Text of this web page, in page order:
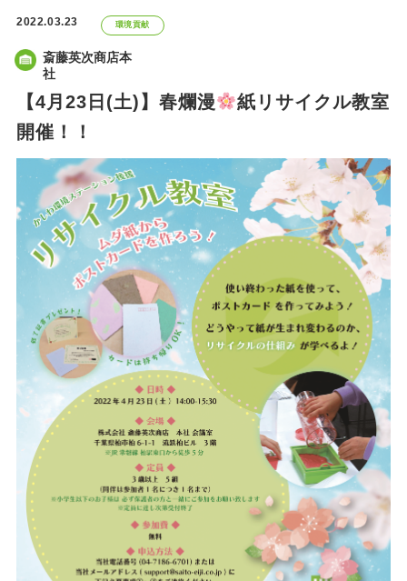
2022.03.23 環境貢献
斎藤英次商店本
社
【4月23日(土)】春爛漫
紙リサイクル教室
開催！！